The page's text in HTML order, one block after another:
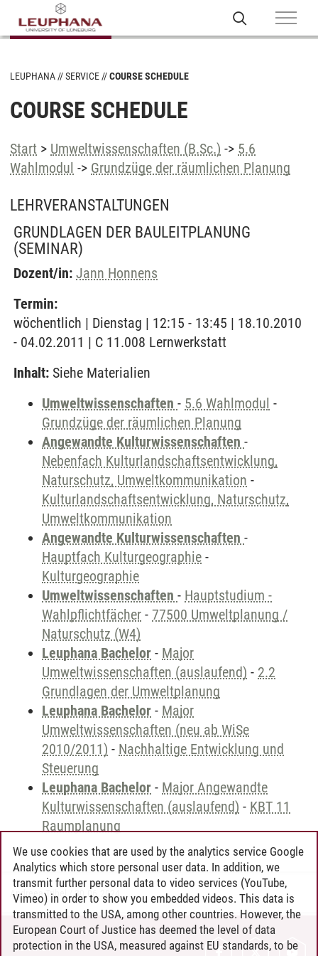
LEUPHANA SERVICE COURSE SCHEDULE
COURSE SCHEDULE
Start > Umweltwissenschaften (B.Sc.) -> 5.6
Wahlmodul -> Grundzüge der räumlichen Planung
LEHRVERANSTALTUNGEN
GRUNDLAGEN DER BAULEITPLANUNG
(SEMINAR)
Dozent/in: Jann Honnens
Termin:
wöchentlich | Dienstag | 12:15 - 13:45 | 18.10.2010
- 04.02.2011 | C 11.008 Lernwerkstatt
Inhalt: Siehe Materialien
Umweltwissenschaften - 5.6 Wahlmodul -
Grundzüge der räumlichen Planung
Angewandte Kulturwissenschaften -
Nebenfach Kulturlandschaftsentwicklung,
Naturschutz, Umweltkommunikation -
Kulturlandschaftsentwicklung, Naturschutz,
Umweltkommunikation
Angewandte Kulturwissenschaften -
Hauptfach Kulturgeographie -
Kulturgeographie
Umweltwissenschaften - Hauptstudium -
Wahlpflichtfächer - 77500 Umweltplanung /
Naturschutz (W4)
Leuphana Bachelor - Major
Umweltwissenschaften (auslaufend) - 2.2
Grundlagen der Umweltplanung
Leuphana Bachelor - Major
Umweltwissenschaften (neu ab WiSe
2010/2011) - Nachhaltige Entwicklung und
Steuerung
Leuphana Bachelor - Major Angewandte
Kulturwissenschaften (auslaufend) - KBT 11
Raumplanung
Andreea Tribel 30.06.2024
CONTACT
We use cookies that are used by the analytics service Google
Analytics which store personal user data. In addition, we
transmit further personal data to video services (YouTube,
Vimeo) in order to show you embedded videos. This data is
transmitted to the USA, among other countries. However, the
European Court of Justice has deemed the level of data
protection in the USA, measured against EU standards, to be